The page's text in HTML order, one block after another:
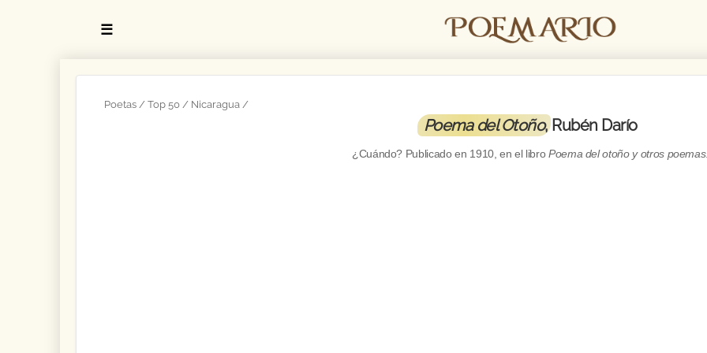
☰
Poetas Top 50 Nicaragua
Poema del Otoño, Rubén Darío
¿Cuándo? Publicado en 1910, en el libroPoema del otoño y otros poemas